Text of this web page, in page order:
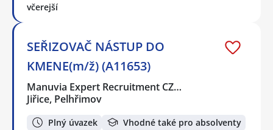
včerejší
SEŘIZOVAČ NÁSTUP DO
KMENE(m/ž) (A11653)
Manuvia Expert Recruitment CZ…
Jiřice, Pelhřimov
Plný úvazek Vhodné také pro absolventy